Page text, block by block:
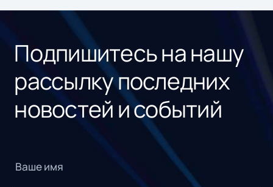
Подпишитесь на нашу
рассылку последних
новостей и событий